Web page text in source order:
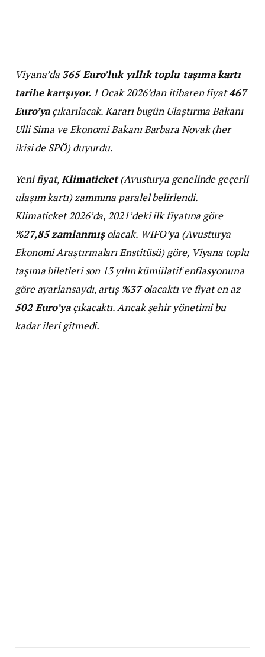
Viyana’da 365 Euro’luk yıllık toplu taşıma kartı
tarihe karışıyor.1 Ocak 2026’dan itibaren fiyat467
Euro’yaçıkarılacak. Kararı bugün Ulaştırma Bakanı
Ulli Sima ve Ekonomi Bakanı Barbara Novak (her
ikisi de SPÖ) duyurdu.
Yeni fiyat,Klimaticket(Avusturya genelinde geçerli
ulaşım kartı) zammına paralel belirlendi.
Klimaticket 2026’da, 2021’deki ilk fiyatına göre
%27,85 zamlanmışolacak. WIFO’ya (Avusturya
Ekonomi Araştırmaları Enstitüsü) göre, Viyana toplu
taşıma biletleri son 13 yılın kümülatif enflasyonuna
göre ayarlansaydı, artış %37olacaktı ve fiyat en az
502 Euro’yaçıkacaktı. Ancak şehir yönetimi bu
kadar ileri gitmedi.